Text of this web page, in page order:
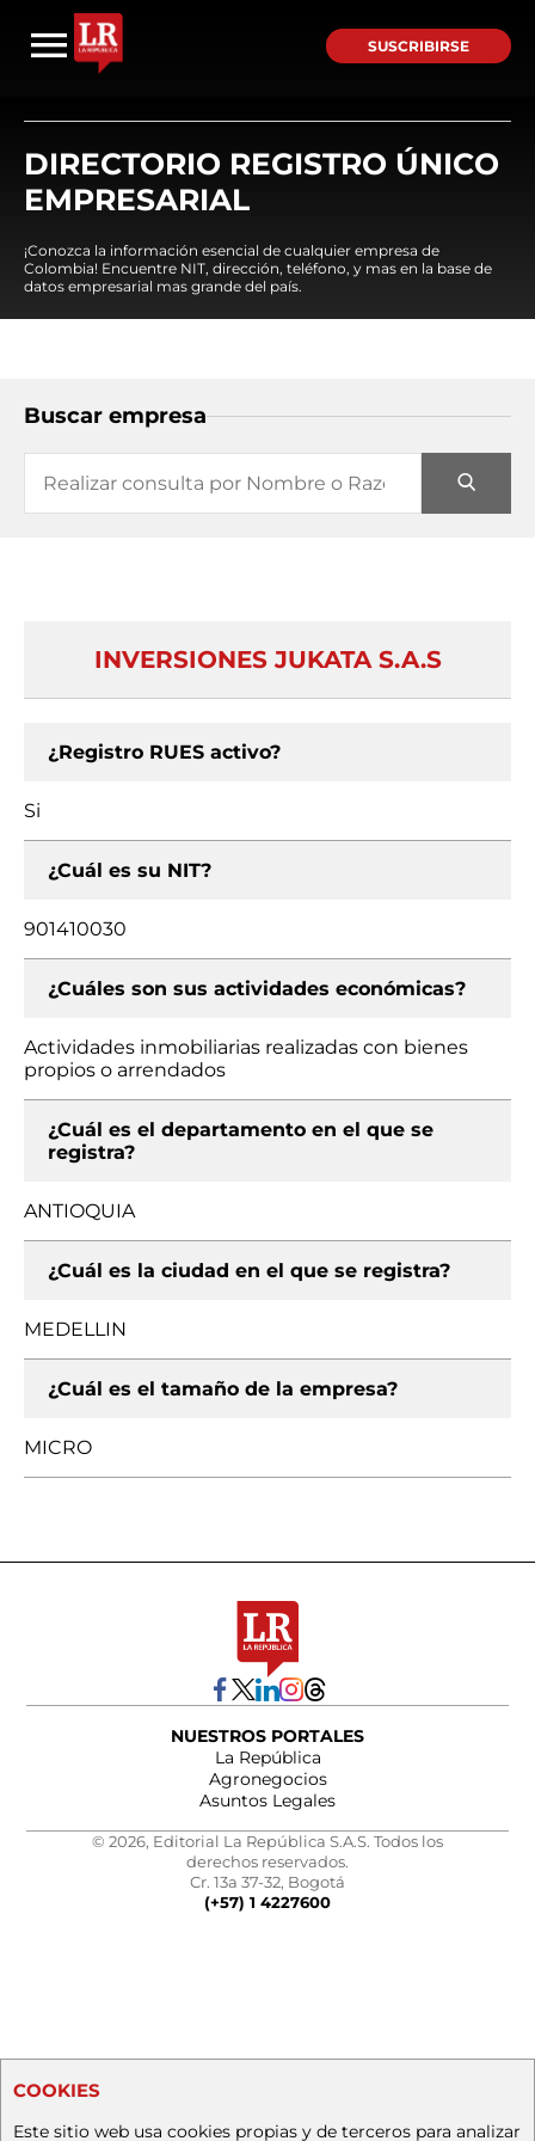
SUSCRIBIRSE
DIRECTORIO REGISTRO ÚNICO
EMPRESARIAL
¡Conozca la información esencial de cualquier empresa de
Colombia! Encuentre NIT, dirección, teléfono, y mas en la base de
datos empresarial mas grande del país.
Buscar empresa
INVERSIONES JUKATA S.A.S
¿Registro RUES activo?
Si
¿Cuál es su NIT?
901410030
¿Cuáles son sus actividades económicas?
Actividades inmobiliarias realizadas con bienes
propios o arrendados
¿Cuál es el departamento en el que se
registra?
ANTIOQUIA
¿Cuál es la ciudad en el que se registra?
MEDELLIN
¿Cuál es el tamaño de la empresa?
MICRO
NUESTROS PORTALES
La República
Agronegocios
Asuntos Legales
© 2026, Editorial La República S.A.S. Todos los
derechos reservados.
Cr. 13a 37-32, Bogotá
(+57) 1 4227600
COOKIES
Este sitio web usa cookies propias y de terceros para analizar